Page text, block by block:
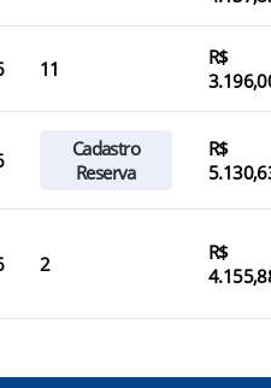
11
R$
Cadastro
Reserva
R$
2
R$